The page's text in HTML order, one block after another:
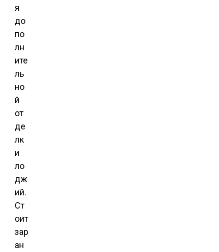
я
до
по
лн
ите
ль
но
й
от
де
лк
и
ло
дж
ий.
Ст
оит
зар
ан